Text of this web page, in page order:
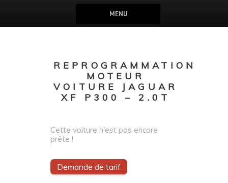
MENU
REPROGRAMMATION
MOTEUR
VOITURE JAGUAR
XF P300 – 2.0T
Cette voiture n'est pas encore
prête !
Demande de tarif